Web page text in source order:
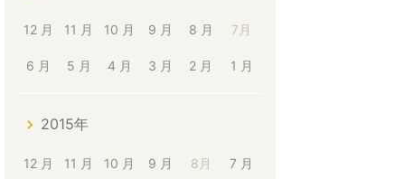
12 月 11 月 10 月 9 月 8 月 7月
6 月 5 月 4 月 3 月 2 月 1 月
2015年
12 月 11 月 10 月 9 月 8月 7 月